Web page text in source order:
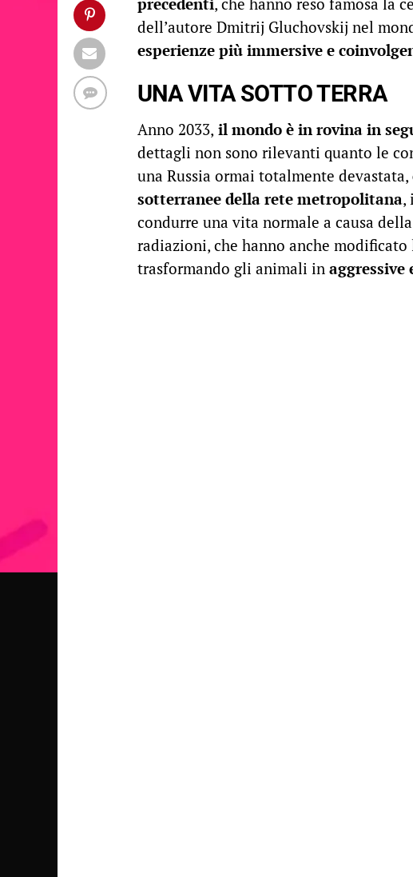
dell’autore Dmitrij Gluchovskij nel
esperienze più immersive e
UNA VITA SOTTO TERRA
Anno 2033, il mondo è in rovina in
dettagli non sono rilevanti quanto le
una Russia ormai totalmente devastata,
sotterranee della rete metropolitana,
condurre una vita normale a causa
radiazioni, che hanno anche
trasformando gli animali in